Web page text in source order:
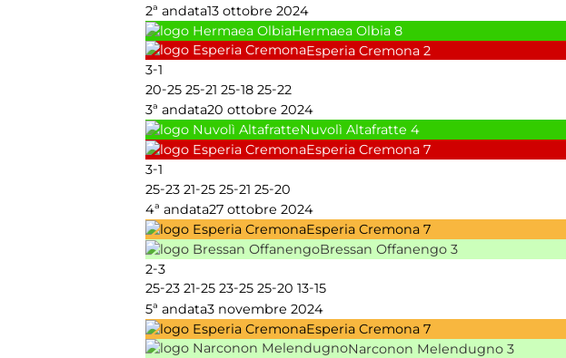
2ª andata13 ottobre 2024
Hermaea Olbia 8
Esperia Cremona 2
3-1
20-25 25-21 25-18 25-22
3ª andata20 ottobre 2024
Nuvolì Altafratte 4
Esperia Cremona 7
3-1
25-23 21-25 25-21 25-20
4ª andata27 ottobre 2024
Esperia Cremona 7
Bressan Offanengo 3
2-3
25-23 21-25 23-25 25-20 13-15
5ª andata3 novembre 2024
Esperia Cremona 7
Narconon Melendugno 3